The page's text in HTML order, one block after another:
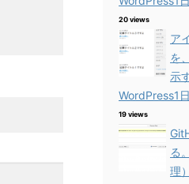
20 views
ア
を
示
WordPress1
19 views
る
理）